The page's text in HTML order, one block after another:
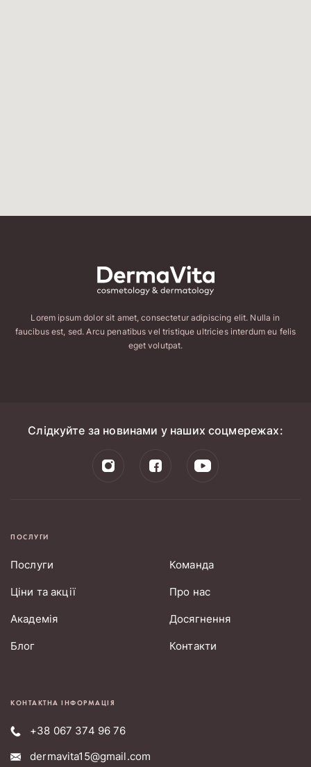
Lorem ipsum dolor sit amet, consectetur adipiscing elit. Nulla in
faucibus est, sed. Arcu penatibus vel tristique ultricies interdum eu felis
eget volutpat.
Слідкуйте за новинами у наших соцмережах:
ПОСЛУГИ
Послуги
Ціни та акції
Академія
Блог
Команда
Про нас
Досягнення
Контакти
КОНТАКТНА ІНФОРМАЦІЯ
+38 067 374 96 76
dermavita15@gmail.com